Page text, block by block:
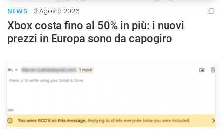
NEWS 3 Agosto 2026
Xbox costa fino al 50% in più: i nuovi
prezzi in Europa sono da capogiro